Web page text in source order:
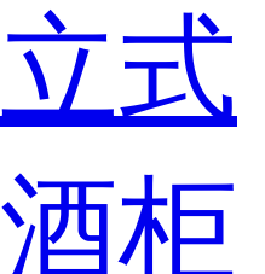
立式
酒柜